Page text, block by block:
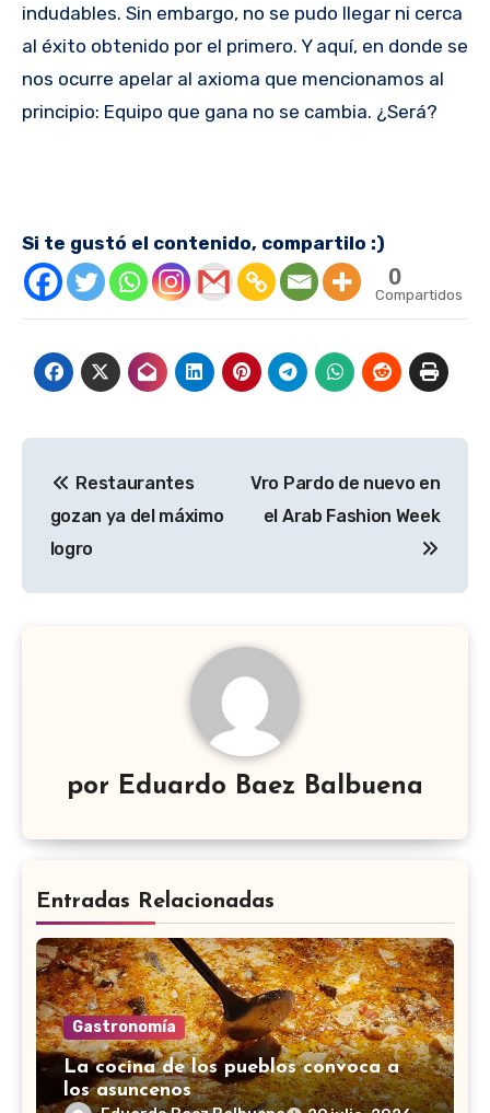
indudables. Sin embargo, no se pudo llegar ni cerca
al éxito obtenido por el primero. Y aquí, en donde se
nos ocurre apelar al axioma que mencionamos al
principio: Equipo que gana no se cambia. ¿Será?
Si te gustó el contenido, compartilo :)
0
Compartidos
de
entradas
Restaurantes
gozan ya del máximo
logro
Vro Pardo de nuevo en
el Arab Fashion Week
por Eduardo Baez Balbuena
Entradas Relacionadas
Gastronomía
La cocina de los pueblos convoca a
los asuncenos